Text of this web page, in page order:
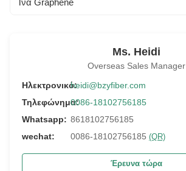
Ms. Heidi
Overseas Sales Manager
Ηλεκτρονικό:heidi@bzyfiber.com
Τηλεφώνημα:0086-18102756185
Whatsapp: 8618102756185
wechat:
0086-18102756185 (QR)
Έρευνα τώρα